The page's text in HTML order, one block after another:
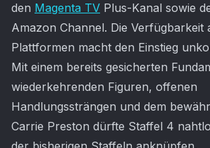
den Magenta TV Plus-Kanal sowie
Amazon Channel. Die Verfügbarkeit
Plattformen macht den Einstieg
Mit einem bereits gesicherten
wiederkehrenden Figuren, offenen
Handlungssträngen und dem
Carrie Preston dürfte Staffel 4